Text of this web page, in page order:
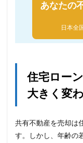
あなたの
日本全
住宅ロー
大きく変
共有不動産を売却は
す。しかし、年齢の